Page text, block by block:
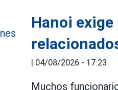
Hanoi
| 04/08/2026 - 17:23
Muchos